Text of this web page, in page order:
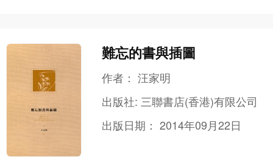
難忘的書與插圖
作者：汪家明
出版社: 三聯書店(香港)有限公司
出版日期：2014年09月22日